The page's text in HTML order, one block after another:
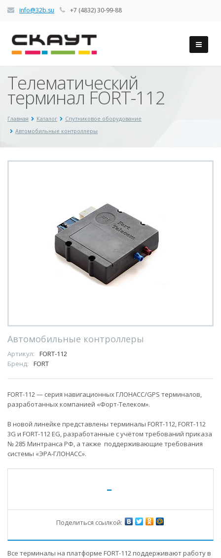
info@32b.su +7 (4832) 30-99-88
Телематический
терминал FORT-112
Главная Каталог
Спутниковое оборудование
Автомобильные контроллеры
Автомобильные контроллеры
Артикул:
FORT-112
Бренд:
FORT
FORT-112 — серия навигационных ГЛОНАСС/GPS терминалов,
разработанных компанией «Форт-Телеком».
В новой линейке представлены терминалы FORT-112, FORT-112
3G и FORT-112 EG, разработанные с учётом требований приказа
№ 285 Минтранса РФ, а также поддерживающие требования
системы «ЭРА-ГЛОНАСС».
-
Поделиться ссылкой:
Все терминалы на платформе FORT-112 поддерживают работу в